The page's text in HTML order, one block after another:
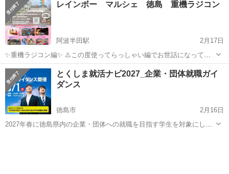
れユンボ』をマルシェe.t.c.にて開催するようになりました✨ 子供はも
とより、大人まで楽しんで...
レインボー マルシェ 徳島 重機ラジコン
阿波半田駅
2月17日
✨重機ラジコン編✨ ⚠️この度使ってらっしゃい編でお世話になってい
る私が全国初重機ラジコンを使った体験型プログラム『つるぎほれほ
れユンボ』をマルシェe.t.c.にて開催するようになりました✨ 子供はも
とより、大人まで楽しんで...
徳島 美馬郡 阿波半田駅 その他 マルシェ
とくしま就活ナビ2027_企業・団体就職ガイ
ダンス
徳島市
2月16日
2027年春に徳島県内の企業・団体への就職を目指す学生を対象にした